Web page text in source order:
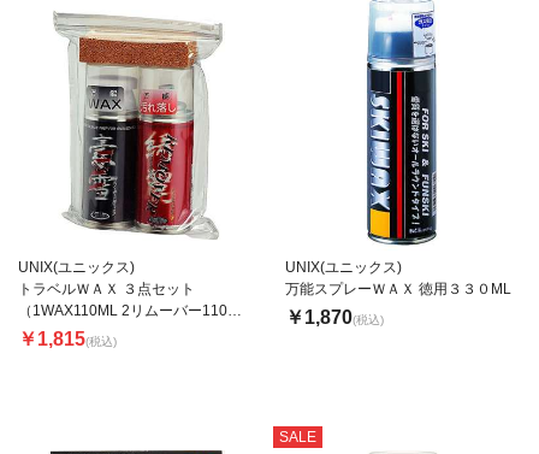
UNIX(ユニックス)
トラベルＷＡＸ ３点セット
（1WAX110ML 2リムーバー110Ｍ
Ｌ 3コルク）
￥1,815(税込)
UNIX(ユニックス)
万能スプレーＷＡＸ 徳用３３０ML
￥1,870(税込)
SALE